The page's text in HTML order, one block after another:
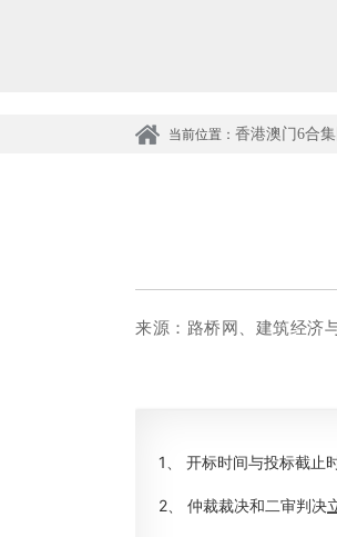
当前位置： 香港澳门6合
来源：路桥网、建筑经济
1、 开标时间与投标截止
2、 仲裁裁决和二审判决